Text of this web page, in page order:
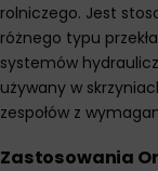
rolniczego. Jest
różnego typu
systemów
używany w
zespołów z
Zastosowania